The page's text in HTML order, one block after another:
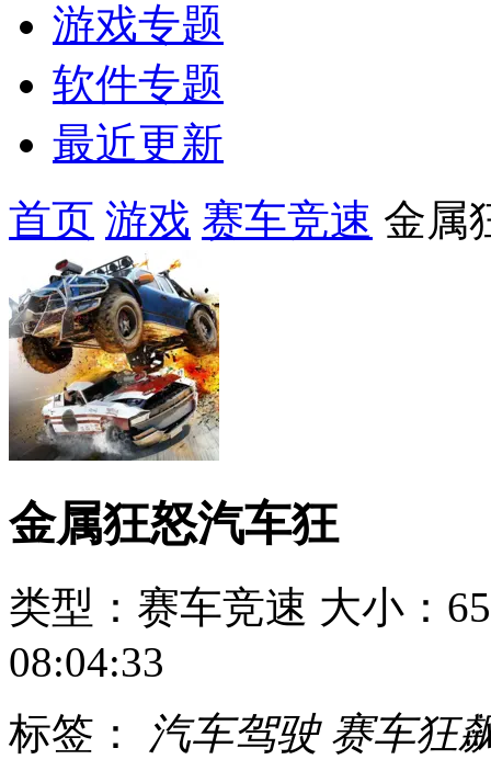
游戏专题
软件专题
最近更新
首页 游戏 赛车竞速 金属
金属狂怒汽车狂
类型：赛车竞速 大小：
08:04:33
标签： 汽车驾驶 赛车狂